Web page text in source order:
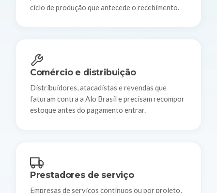
ciclo de produção que antecede o recebimento.
Comércio e distribuição
Distribuidores, atacadistas e revendas que
faturam contra a Alo Brasil e precisam recompor
estoque antes do pagamento entrar.
Prestadores de serviço
Empresas de serviços contínuos ou por projeto,